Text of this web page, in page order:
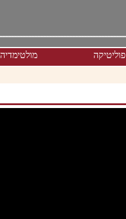
פוליטיקה מולטימדיה